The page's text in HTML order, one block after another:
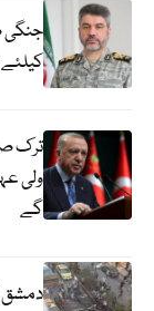
جنگی
کیلئے
ترک
ولی
گے
دمشق